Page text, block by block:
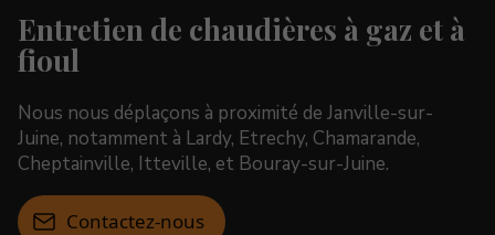
Entretien de chaudières à gaz et à
fioul
Nous nous déplaçons à proximité de Janville-sur-
Juine, notamment à Lardy, Etrechy, Chamarande,
Cheptainville, Itteville, et Bouray-sur-Juine.
Contactez-nous